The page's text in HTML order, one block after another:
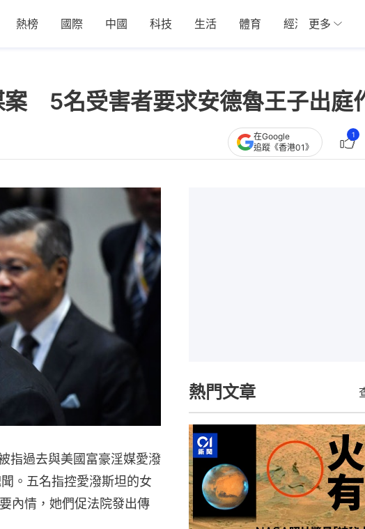
熱榜 國際 中國 科技 生活 體育 經濟 01深圳
更多
案 5名受害者要求安德魯王子出庭
在Google
追蹤《香港01》
1
指過去與美國富豪淫媒愛潑
。五名指控愛潑斯坦的女
內情，她們促法院發出傳
熱門文章